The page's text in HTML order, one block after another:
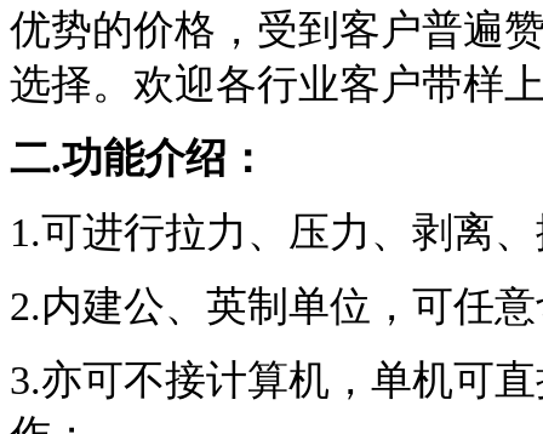
优势的价格，受到客户普遍
选择。欢迎各行业客户带样
二.功能介绍：
1.可进行拉力、压力、剥离
2.内建公、英制单位，可任
3.亦可不接计算机，单机可